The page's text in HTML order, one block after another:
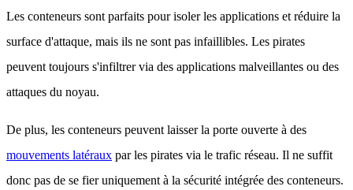
Les conteneurs sont parfaits pour isoler les applications et réduire la
surface d'attaque, mais ils ne sont pas infaillibles. Les pirates
peuvent toujours s'infiltrer via des applications malveillantes ou des
attaques du noyau.
De plus, les conteneurs peuvent laisser la porte ouverte à des
mouvements latéraux par les pirates via le trafic réseau. Il ne suffit
donc pas de se fier uniquement à la sécurité intégrée des conteneurs.